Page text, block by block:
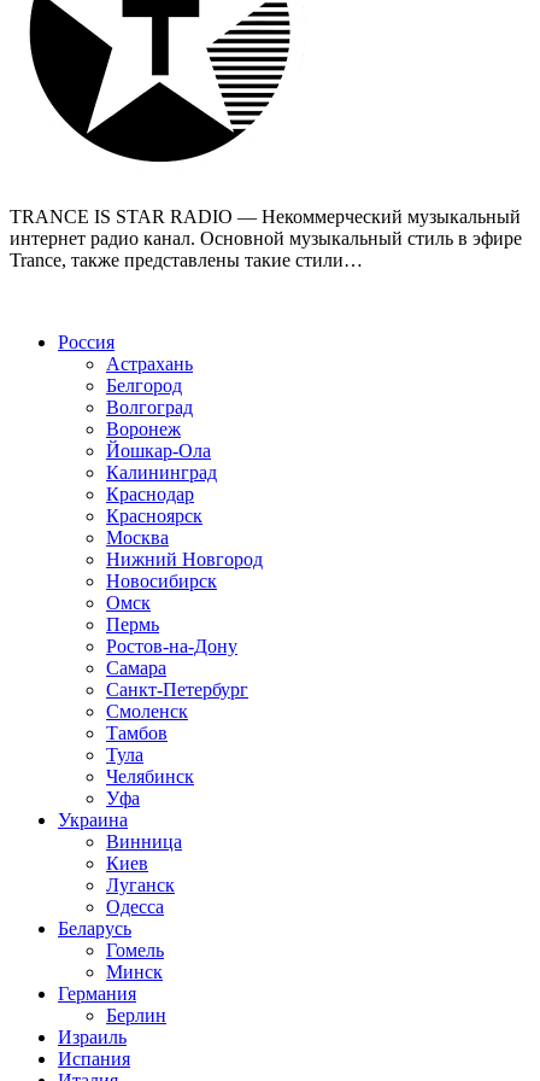
TRANCE IS STAR RADIO — Некоммерческий музыкальный
интернет радио канал. Основной музыкальный стиль в эфире
Trance, также представлены такие стили…
Россия
Астрахань
Белгород
Волгоград
Воронеж
Йошкар-Ола
Калининград
Краснодар
Красноярск
Москва
Нижний Новгород
Новосибирск
Омск
Пермь
Ростов-на-Дону
Самара
Санкт-Петербург
Смоленск
Тамбов
Тула
Челябинск
Уфа
Украина
Винница
Киев
Луганск
Одесса
Беларусь
Гомель
Минск
Германия
Берлин
Израиль
Испания